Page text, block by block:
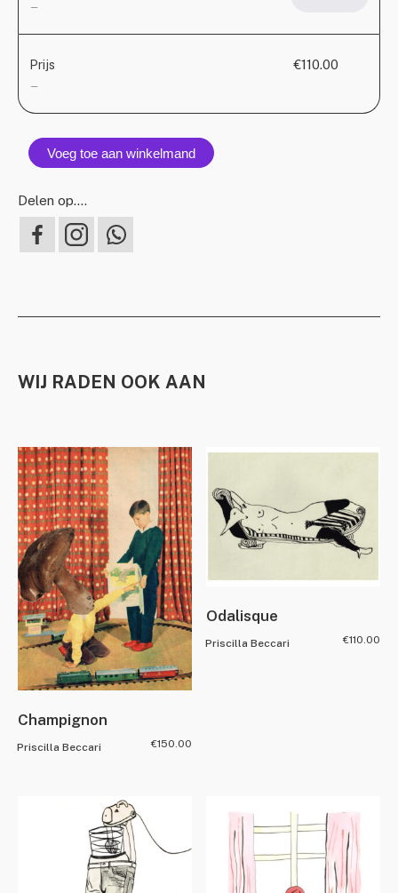
—
Prijs
—
€110.00
Voeg toe aan winkelmand
Delen op….
WIJ RADEN OOK AAN
Champignon
Priscilla Beccari €150.00
Odalisque
Priscilla Beccari €110.00